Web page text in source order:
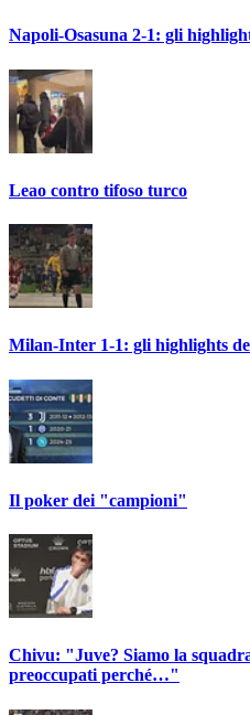
Napoli-Osasuna 2-1: gli
Leao contro tifoso turco
Milan-Inter 1-1: gli highlights
Il poker dei "campioni"
Chivu: "Juve? Siamo la
preoccupati perché…"